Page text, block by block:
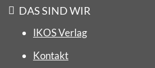
DAS SIND WIR
IKOS Verlag
Kontakt